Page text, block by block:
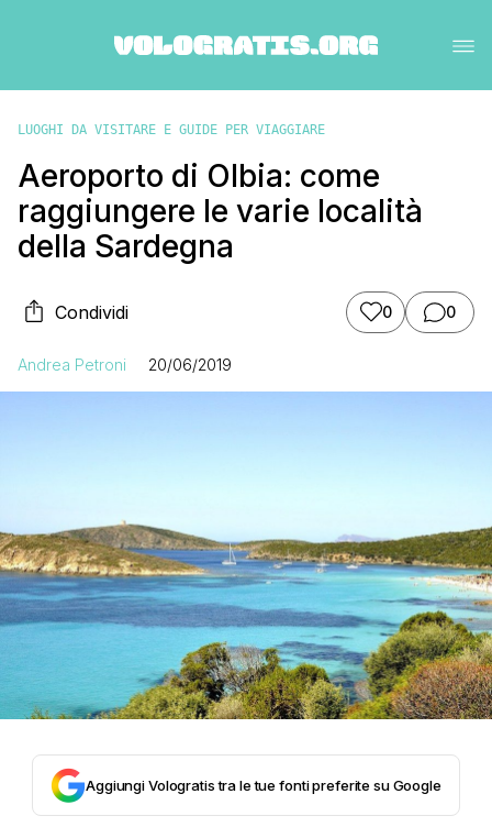
LUOGHI DA VISITARE E GUIDE PER VIAGGIARE
Aeroporto di Olbia: come
raggiungere le varie località
della Sardegna
Condividi 0 0
Andrea Petroni 20/06/2019
Aggiungi Vologratis tra le tue fonti preferite su Google